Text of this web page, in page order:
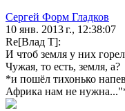
Сергей Форм Гладков
10 янв. 2013 г., 12:38:07
Re[Влад Т]:
И чтоб земля у них
Чужая, то есть, земля, а?
*и пошёл тихонько
Африка нам не